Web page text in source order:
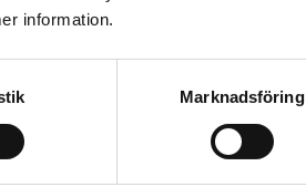
information.
Marknadsföring